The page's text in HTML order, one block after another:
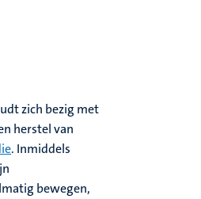
zich bezig met
herstel van
. Inmiddels
bewegen,